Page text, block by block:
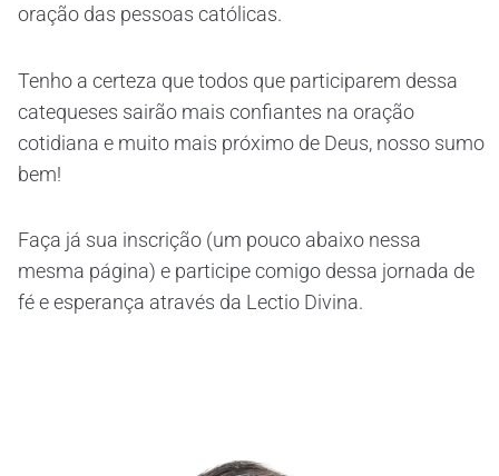
oração das pessoas católicas.
Tenho a certeza que todos que participarem dessa
catequeses sairão mais confiantes na oração
cotidiana e muito mais próximo de Deus, nosso sumo
bem!
Faça já sua inscrição (um pouco abaixo nessa
mesma página) e participe comigo dessa jornada de
fé e esperança através da Lectio Divina.